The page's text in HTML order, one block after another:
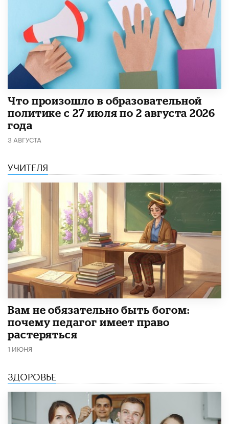
​Что произошло в образовательной
политике с 27 июля по 2 августа 2026
года
3 АВГУСТА
УЧИТЕЛЯ
​Вам не обязательно быть богом:
почему педагог имеет право
растеряться
1 ИЮНЯ
ЗДОРОВЬЕ